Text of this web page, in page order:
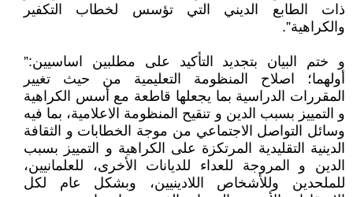
ذات الطابع الديني التي تؤسس لخطاب التكفير
والكراهية”.
و ختم البيان بتجديد التأكيد على مطلبين اساسيين:”
أولهما؛ اصلاح المنظومة التعليمية من حيث تغيير
المقررات الدراسية بما يجعلها قاطعة مع أسس الكراهية
و التمييز بسبب الدين و تنقيح المنظومة الاعلامية، بما فيه
وسائل التواصل الاجتماعي من موجة الخطابات و الثقافة
الدينية التقليدية المرتكزة على الكراهية و التمييز بسبب
الدين و المروجة للعداء للديانات الأخرى، للعلمانيين،
للملحدين وللأشخاص اللادينيين، وبشكل عام لكل